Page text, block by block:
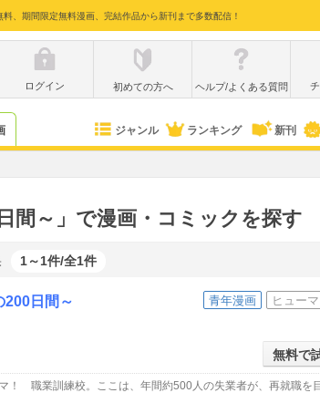
、期間限定無料漫画、完結作品から新刊まで多数配信！
ログイン 初めての方へ ヘルプ/よくある質問
ジャンル ランキング 新刊
間～」で漫画・コミックを探す
1～1件/全1件
青年漫画 ヒュー
200日間～
無料で
！ 職業訓練校。ここは、年間約500人の失業者が、再就職を